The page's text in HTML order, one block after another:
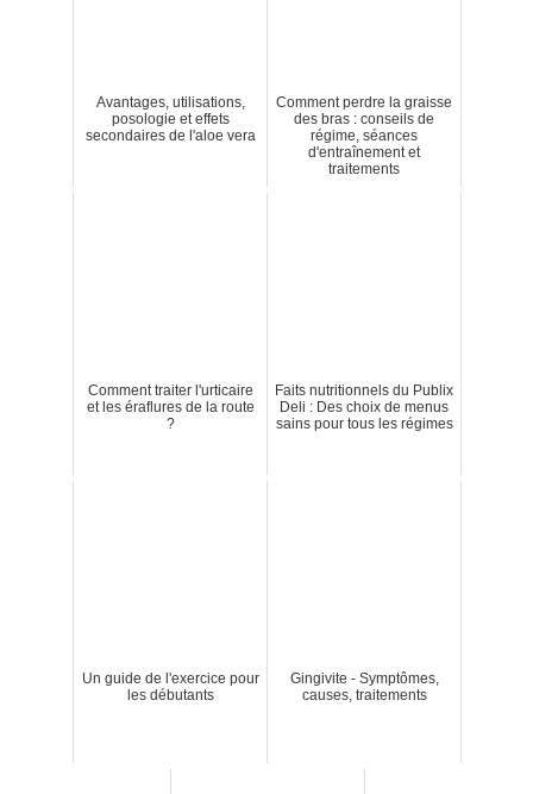
Avantages, utilisations,
posologie et effets
secondaires de l'aloe vera
Comment perdre la graisse
des bras : conseils de
régime, séances
d'entraînement et
traitements
Comment traiter l'urticaire
et les éraflures de la route
?
Faits nutritionnels du Publix
Deli : Des choix de menus
sains pour tous les régimes
Un guide de l'exercice pour
les débutants
Gingivite - Symptômes,
causes, traitements